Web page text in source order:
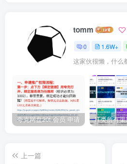
tomm
0 1.6W+
这家伙很懒，什么
夸克网盘20t 会员 申请
上一篇